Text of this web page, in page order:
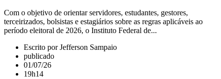
Com o objetivo de orientar servidores, estudantes, gestores,
terceirizados, bolsistas e estagiários sobre as regras aplicáveis ao
período eleitoral de 2026, o Instituto Federal de...
Escrito por Jefferson Sampaio
publicado
01/07/26
19h14